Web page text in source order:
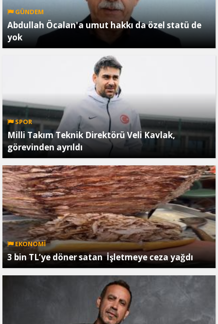
GÜNDEM
Abdullah Öcalan'a umut hakkı da özel statü de
yok
SPOR
Milli Takım Teknik Direktörü Veli Kavlak,
görevinden ayrıldı
EKONOMİ
3 bin TL’ye döner satan İşletmeye ceza yağdı